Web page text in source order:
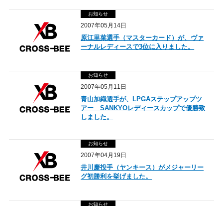
お知らせ
2007年05月14日
原江里菜選手（マスターカード）が、ヴァ
ーナルレディースで3位に入りました。
お知らせ
2007年05月11日
青山加織選手が、LPGAステップアップツ
アー SANKYOレディースカップで優勝致
しました。
お知らせ
2007年04月19日
井川慶投手（ヤンキース）がメジャーリー
グ初勝利を挙げました。
お知らせ